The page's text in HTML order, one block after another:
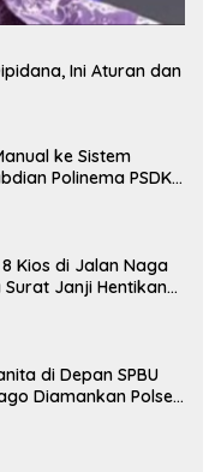
Ini Aturan dan
ke Sistem
Polinema PSDKU
8 Kios di Jalan Naga
Janji Hentikan
di Depan SPBU
Diamankan Polsek